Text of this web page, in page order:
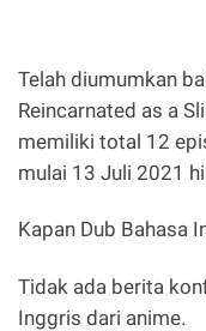
Telah diumumkan
Reincarnated as a
memiliki total 12
mulai 13 Juli 2021
Kapan Dub Bahasa
Tidak ada berita
Inggris dari anime.